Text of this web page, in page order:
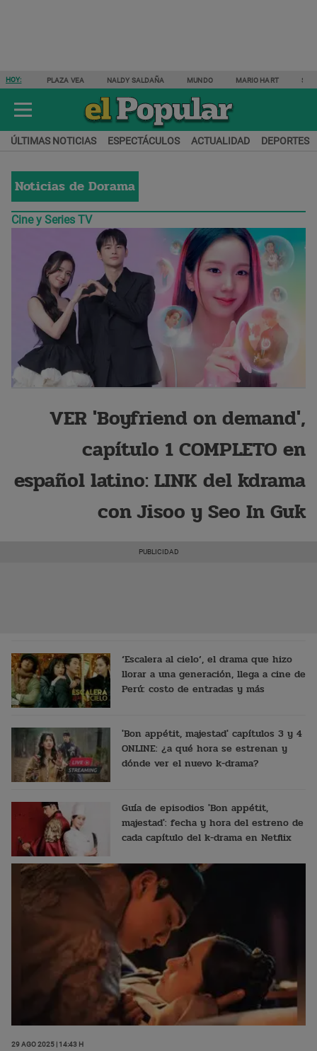
HOY: PLAZA VEA NALDY SALDAÑA MUNDO MARIO HART
ÚLTIMAS NOTICIAS ESPECTÁCULOS ACTUALIDAD DEPORTES
Noticias de Dorama
Cine y Series TV
VER 'Boyfriend on demand',
capítulo 1 COMPLETO en
español latino: LINK del kdrama
con Jisoo y Seo In Guk
‘Escalera al cielo’, el drama que hizo
llorar a una generación, llega a cine de
Perú: costo de entradas y más
'Bon appétit, majestad' capítulos 3 y 4
ONLINE: ¿a qué hora se estrenan y
dónde ver el nuevo k-drama?
Guía de episodios 'Bon appétit,
majestad': fecha y hora del estreno de
cada capítulo del k-drama en Netflix
29 Ago 2025 | 14:43 h